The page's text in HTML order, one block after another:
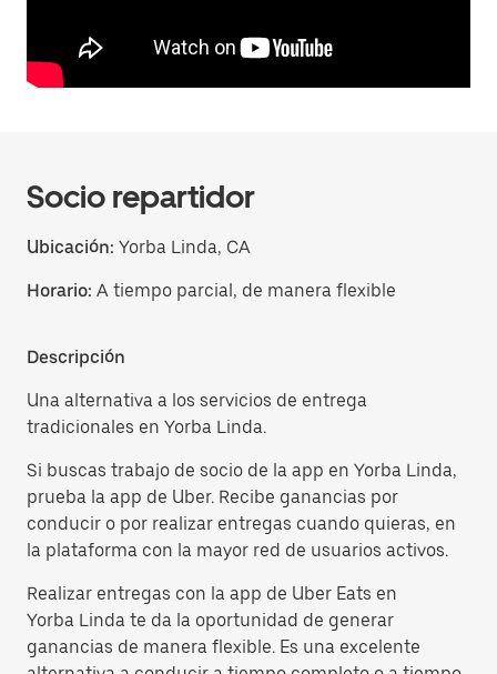
Socio repartidor
Ubicación: Yorba Linda, CA
Horario: A tiempo parcial, de manera flexible
Descripción
Una alternativa a los servicios de entrega
tradicionales en Yorba Linda.
Si buscas trabajo de socio de la app en Yorba Linda,
prueba la app de Uber. Recibe ganancias por
conducir o por realizar entregas cuando quieras, en
la plataforma con la mayor red de usuarios activos.
Realizar entregas con la app de Uber Eats en
Yorba Linda te da la oportunidad de generar
ganancias de manera flexible. Es una excelente